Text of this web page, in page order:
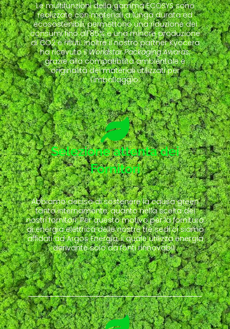
Le multifunzioni della gamma ECOSYS sono
realizzate con materiali a lunga durata ed
ecosostenibili, permettono una riduzione dei
consumi fino all'85% e una minore produzione
di CO2 e rifiuti. Inoltre il nostro partner Kyocera
ha ricevuto ilWorldstar Packaging Awards,
grazie alla compatibilità ambientale e
originalità dei materiali utilizzati per
l'imballaggio.
Selezione attenta dei
Fornitori
Abbiamo deciso di sostenere la causa green
tanto internamente, quanto nella scelta dei
nostri fornitori. Per questo motivo per la fornitura
di energia elettrica delle nostre tre sedi ci siamo
affidati ad Argos Energia, il quale utilizza energia
derivante solo da fonti rinnovabili.